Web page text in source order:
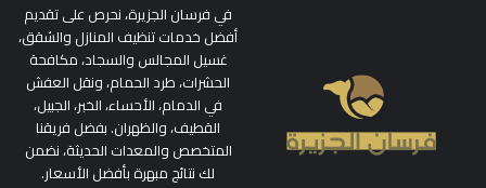
في فرسان الجزيرة، نحرص على تقديم
أفضل خدمات تنظيف المنازل والشقق،
غسيل المجالس والسجاد، مكافحة
الحشرات، طرد الحمام، ونقل العفش
في الدمام، الأحساء، الخبر، الجبيل،
القطيف، والظهران. بفضل فريقنا
المتخصص والمعدات الحديثة، نضمن
لك نتائج مبهرة بأفضل الأسعار.